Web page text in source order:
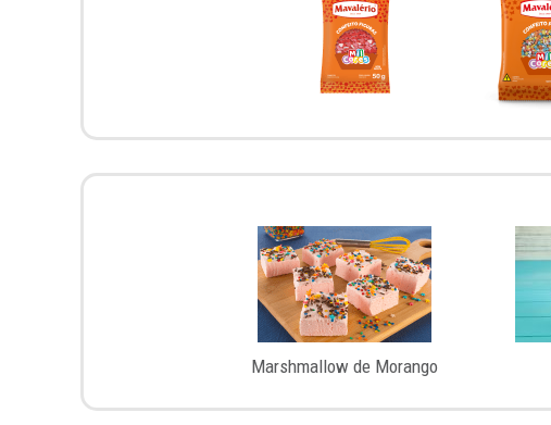
Marshmallow de Morango